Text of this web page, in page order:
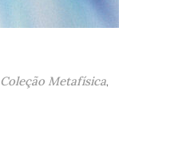
Coleção Metafísica,